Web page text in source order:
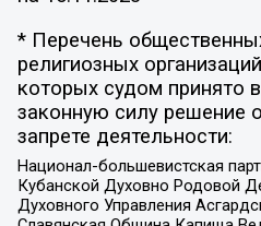
* Перечень
религиозных
которых судом принято
законную силу решение
запрете деятельности:
Национал-большевистская
Кубанской Духовно Родовой
Духовного Управления